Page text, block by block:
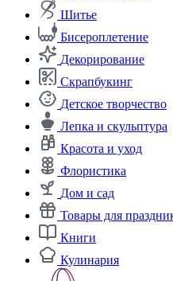
Шитье
Бисероплетение
Декорирование
Скрапбукинг
Детское творчество
Лепка и скульптура
Красота и уход
Флористика
Дом и сад
Товары для
Книги
Кулинария